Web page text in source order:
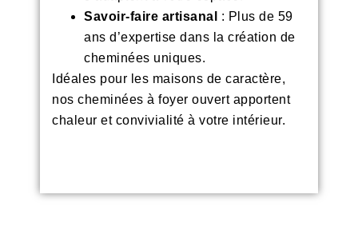
Savoir-faire artisanal
: Plus de 59
ans d’expertise dans la création de
cheminées uniques.
Idéales pour les maisons de caractère,
nos cheminées à foyer ouvert apportent
chaleur et convivialité à votre intérieur.